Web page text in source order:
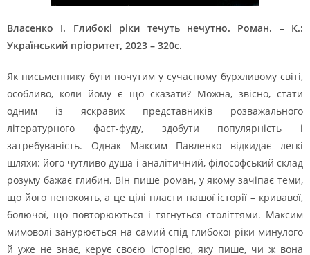
Власенко І. Глибокі ріки течуть нечутно. Роман. – К.:
Український пріоритет, 2023 – 320с.
Як письменнику бути почутим у сучасному бурхливому світі,
особливо, коли йому є що сказати? Можна, звісно, стати
одним із яскравих представників розважального
літературного фаст-фуду, здобути популярність і
затребуваність. Однак Максим Павленко відкидає легкі
шляхи: його чутливо душа і аналітичний, філософський склад
розуму бажає глибин. Він пише роман, у якому зачіпає теми,
що його непокоять, а це цілі пласти нашої історії – кривавої,
болючої, що повторюються і тягнуться століттями. Максим
мимоволі занурюється на самий спід глибокої ріки минулого
й уже не знає, керує своєю історією, яку пише, чи ж вона